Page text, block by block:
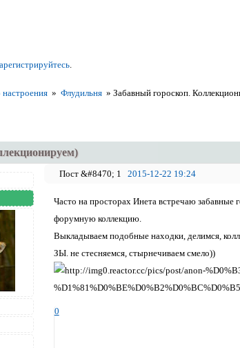
.
» Флудильня »Забавный гороскоп.
1 2015-12-22 19:24
Часто на просторах Инета встречаю забавные
форумную коллекцию.
Выкладываем подобные находки, делимся,
ЗЫ. не стесняемся, стырнечиваем смело))
0